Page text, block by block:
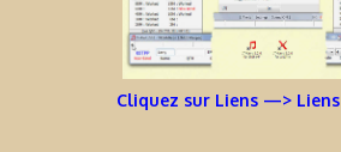
Cliquez sur Liens —>